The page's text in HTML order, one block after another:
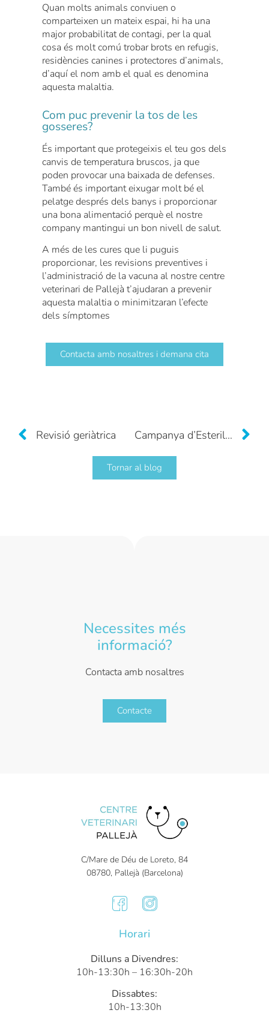
Quan molts animals conviuen o
comparteixen un mateix espai, hi ha una
major probabilitat de contagi, per la qual
cosa és molt comú trobar brots en refugis,
residències canines i protectores d’animals,
d’aquí el nom amb el qual es denomina
aquesta malaltia.
Com puc prevenir la tos de les
gosseres?
És important que protegeixis el teu gos dels
canvis de temperatura bruscos, ja que
poden provocar una baixada de defenses.
També és important eixugar molt bé el
pelatge després dels banys i proporcionar
una bona alimentació perquè el nostre
company mantingui un bon nivell de salut.
A més de les cures que li puguis
proporcionar, les revisions preventives i
l’administració de la vacuna al nostre centre
veterinari de Pallejà t’ajudaran a prevenir
aquesta malaltia o minimitzaran l’efecte
dels símptomes
Contacta amb nosaltres i demana cita
Revisió geriàtrica Campanya d’Esterilització
Tornar al blog
Necessites més
informació?
Contacta amb nosaltres
Contacte
C/Mare de Déu de Loreto, 84
08780, Pallejà (Barcelona)
Horari
Dilluns a Divendres:
10h-13:30h – 16:30h-20h
Dissabtes:
10h-13:30h